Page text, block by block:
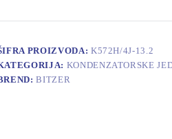
PROIZVODA: K572H/4J-13.2
KONDENZATORSKE
BITZER